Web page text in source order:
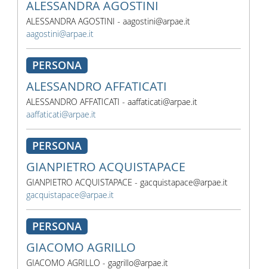
ALESSANDRA AGOSTINI
ALESSANDRA AGOSTINI - aagostini@arpae.it
aagostini@arpae.it
PERSONA
ALESSANDRO AFFATICATI
ALESSANDRO AFFATICATI - aaffaticati@arpae.it
aaffaticati@arpae.it
PERSONA
GIANPIETRO ACQUISTAPACE
GIANPIETRO ACQUISTAPACE - gacquistapace@arpae.it
gacquistapace@arpae.it
PERSONA
GIACOMO AGRILLO
GIACOMO AGRILLO - gagrillo@arpae.it